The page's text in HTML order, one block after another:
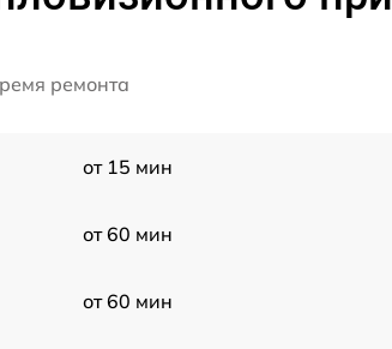
ремонта
от 15 мин
от 60 мин
от 60 мин